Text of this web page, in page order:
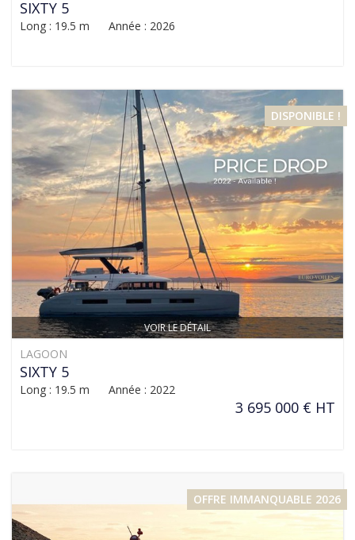
SIXTY 5
Long : 19.5 m Année : 2026
VOIR LE DÉTAIL
DISPONIBLE !
LAGOON
SIXTY 5
Long : 19.5 m Année : 2022
3 695 000 € HT
OFFRE IMMANQUABLE 2026